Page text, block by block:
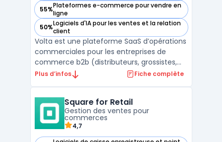
55%Plateformes e-commerce pour vendre en
ligne
— voir Volta Software dans cette catégorie
50%Logiciels d'IA pour les ventes et la relation
client
— voir Volta Software dans cette catégorie
Volta est une plateforme SaaS d’opérations
commerciales pour les entreprises de
commerce b2b (distributeurs, grossistes,
fabricants). Elle vise à unifier la prise de
email, PDF ou fichiers tableur.Dans le
module Hub Opér ...
Plus d’infos Fiche complète
Square for Retail
Gestion des ventes pour
commerces
4,7